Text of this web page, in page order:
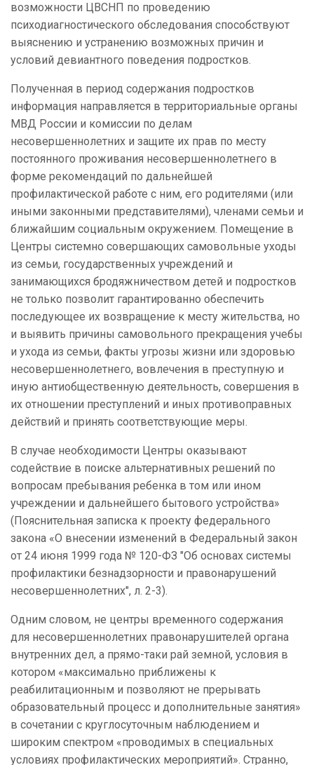
возможности ЦВСНП по проведению
психодиагностического обследования способствуют
выяснению и устранению возможных причин и
условий девиантного поведения подростков.
Полученная в период содержания подростков
информация направляется в территориальные органы
МВД России и комиссии по делам
несовершеннолетних и защите их прав по месту
постоянного проживания несовершеннолетнего в
форме рекомендаций по дальнейшей
профилактической работе с ним, его родителями (или
иными законными представителями), членами семьи и
ближайшим социальным окружением. Помещение в
Центры системно совершающих самовольные уходы
из семьи, государственных учреждений и
занимающихся бродяжничеством детей и подростков
не только позволит гарантированно обеспечить
последующее их возвращение к месту жительства, но
и выявить причины самовольного прекращения учебы
и ухода из семьи, факты угрозы жизни или здоровью
несовершеннолетнего, вовлечения в преступную и
иную антиобщественную деятельность, совершения в
их отношении преступлений и иных противоправных
действий и принять соответствующие меры.
В случае необходимости Центры оказывают
содействие в поиске альтернативных решений по
вопросам пребывания ребенка в том или ином
учреждении и дальнейшего бытового устройства»
(Пояснительная записка к проекту федерального
закона «О внесении изменений в Федеральный закон
от 24 июня 1999 года № 120-ФЗ "Об основах системы
профилактики безнадзорности и правонарушений
несовершеннолетних", л. 2-3).
Одним словом, не центры временного содержания
для несовершеннолетних правонарушителей органа
внутренних дел, а прямо-таки рай земной, условия в
котором «максимально приближены к
реабилитационным и позволяют не прерывать
образовательный процесс и дополнительные занятия»
в сочетании с круглосуточным наблюдением и
широким спектром «проводимых в специальных
условиях профилактических мероприятий». Странно,